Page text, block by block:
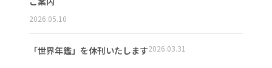
2026.05.10
「世界年鑑」を休刊いたします2026.03.31